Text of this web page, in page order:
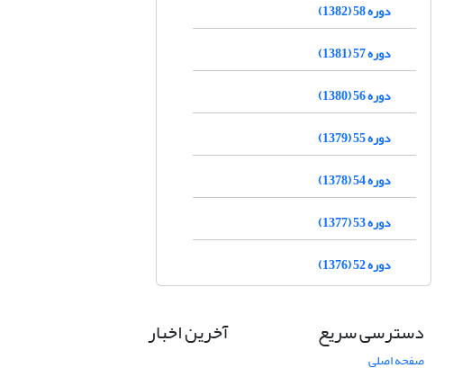
دوره 58 (1382)
دوره 57 (1381)
دوره 56 (1380)
دوره 55 (1379)
دوره 54 (1378)
دوره 53 (1377)
دوره 52 (1376)
دسترسی سریع
صفحه اصلی
آخرین اخبار